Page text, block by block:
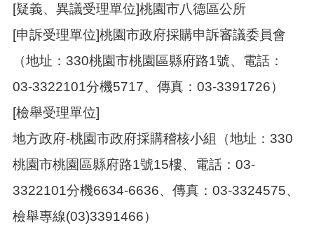
[疑義、異議受理單位]桃園市八德區公所
[申訴受理單位]桃園市政府採購申訴審議委員會
（地址：330桃園市桃園區縣府路1號、電話：
03-3322101分機5717、傳真：03-3391726）
[檢舉受理單位]
地方政府-桃園市政府採購稽核小組（地址：330
桃園市桃園區縣府路1號15樓、電話：03-
3322101分機6634-6636、傳真：03-3324575、
檢舉專線(03)3391466）